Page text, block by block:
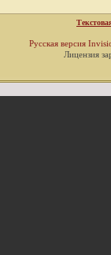
Русская версия
Лицензия